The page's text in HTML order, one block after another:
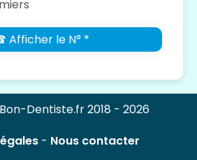
Afficher le N° *
Dentiste.fr 2018 - 2026
- Nous contacter